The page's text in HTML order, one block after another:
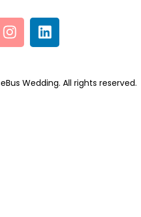
Wedding. All rights reserved.